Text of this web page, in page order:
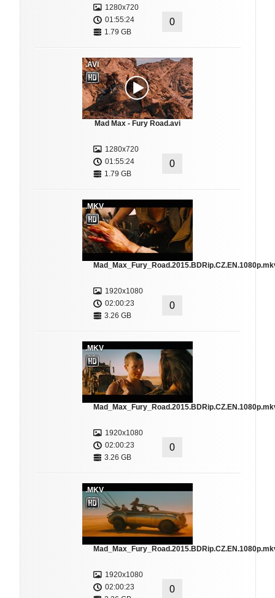
1280x720
01:55:24
1.79 GB
0
.AVI
Mad Max - Fury Road.avi
1280x720
01:55:24
1.79 GB
0
.MKV
1920x1080
02:00:23
3.26 GB
0
.MKV
1920x1080
02:00:23
3.26 GB
0
.MKV
1920x1080
02:00:23
0